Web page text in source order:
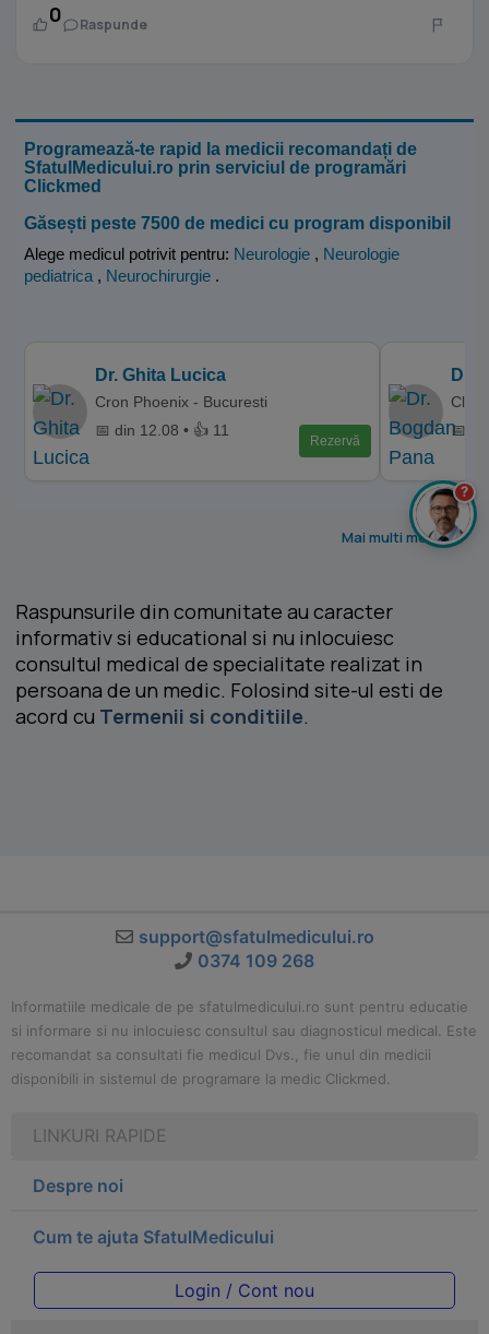
0 Raspunde
Programează-te rapid la medicii recomandați de
SfatulMedicului.ro prin serviciul de programări
Clickmed
Găsești peste 7500 de medici cu program disponibil
Alege medicul potrivit pentru: Neurologie , Neurologie
pediatrica , Neurochirurgie .
Dr. Ghita Lucica
Cron Phoenix - Bucuresti
📅 din 12.08 • 👍 11
Rezervă
Dr.
📅
Mai multi medici >
Raspunsurile din comunitate au caracter
informativ si educational si nu inlocuiesc
consultul medical de specialitate realizat in
persoana de un medic. Folosind site-ul esti de
acord cu Termenii si conditiile.
support@sfatulmedicului.ro
0374 109 268
Informatiile medicale de pe sfatulmedicului.ro sunt pentru educatie
si informare si nu inlocuiesc consultul sau diagnosticul medical. Este
recomandat sa consultati fie medicul Dvs., fie unul din medicii
disponibili in sistemul de programare la medic Clickmed.
LINKURI RAPIDE
Despre noi
Cum te ajuta SfatulMedicului
Login / Cont nou
?